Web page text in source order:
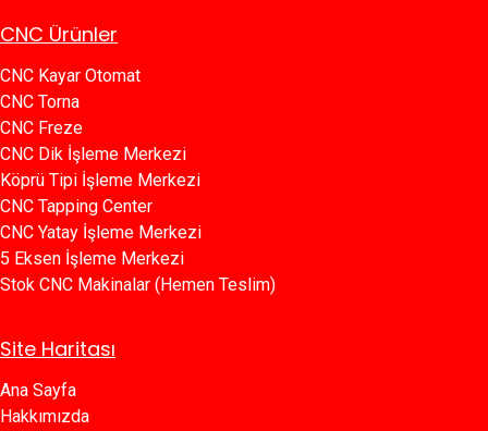
CNC Ürünler
CNC Kayar Otomat
CNC Torna
CNC Freze
CNC Dik İşleme Merkezi
Köprü Tipi İşleme Merkezi
C​​NC Tapping Center
CNC Yatay İşleme Merkezi
5 Eksen İşleme Merkezi
Stok CNC Makinalar (Hemen Teslim)
Site Haritası
Ana Sayfa​​
Hakkımızda